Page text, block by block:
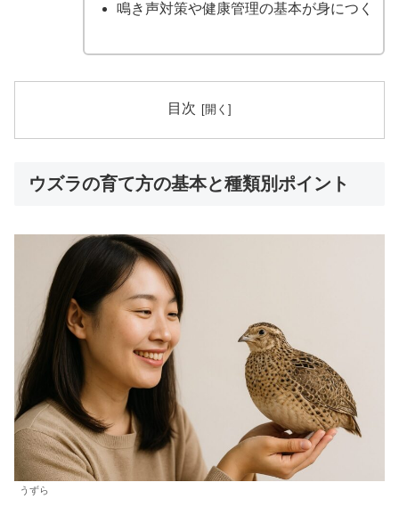
鳴き声対策や健康管理の基本が身につく
目次
ウズラの育て方の基本と種類別ポイント
うずら